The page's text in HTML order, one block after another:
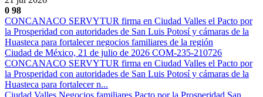
0 98
CONCANACO SERVYTUR firma en Ciudad Valles el Pacto por
la Prosperidad con autoridades de San Luis Potosí y cámaras de la
Huasteca para fortalecer negocios familiares de la región
Ciudad de México, 21 de julio de 2026 COM-235-210726
CONCANACO SERVYTUR firma en Ciudad Valles el Pacto por
la Prosperidad con autoridades de San Luis Potosí y cámaras de la
Huasteca para fortalecer n...
Ciudad Valles Negocios familiares Pacto por la Prosperidad San